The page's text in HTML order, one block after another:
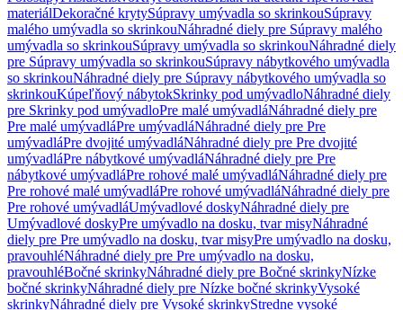
materiálDekoračné krytySúpravy umývadla so skrinkouSúpravy
malého umývadla so skrinkouNáhradné diely pre Súpravy malého
umývadla so skrinkouSúpravy umývadla so skrinkouNáhradné diely
pre Súpravy umývadla so skrinkouSúpravy nábytkového umývadla
so skrinkouNáhradné diely pre Súpravy nábytkového umývadla so
skrinkouKúpeľňový nábytokSkrinky pod umývadloNáhradné diely
pre Skrinky pod umývadloPre malé umývadláNáhradné diely pre
Pre malé umývadláPre umývadláNáhradné diely pre Pre
umývadláPre dvojité umývadláNáhradné diely pre Pre dvojité
umývadláPre nábytkové umývadláNáhradné diely pre Pre
nábytkové umývadláPre rohové malé umývadláNáhradné diely pre
Pre rohové malé umývadláPre rohové umývadláNáhradné diely pre
Pre rohové umývadláUmývadlové doskyNáhradné diely pre
Umývadlové doskyPre umývadlo na dosku, tvar misyNáhradné
diely pre Pre umývadlo na dosku, tvar misyPre umývadlo na dosku,
pravouhléNáhradné diely pre Pre umývadlo na dosku,
pravouhléBočné skrinkyNáhradné diely pre Bočné skrinkyNízke
bočné skrinkyNáhradné diely pre Nízke bočné skrinkyVysoké
skrinkyNáhradné diely pre Vysoké skrinkyStredne vysoké